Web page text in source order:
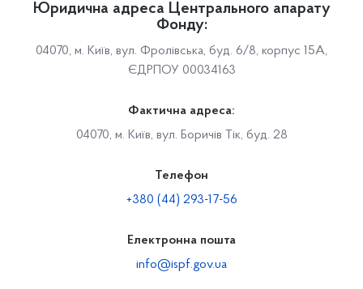
Юридична адреса Центрального апарату
Фонду:
04070, м. Київ, вул. Фролівська, буд. 6/8, корпус 15А,
ЄДРПОУ 00034163
Фактична адреса:
04070, м. Київ, вул. Боричів Тік, буд. 28
Телефон
+380 (44) 293-17-56
Електронна пошта
info@ispf.gov.ua